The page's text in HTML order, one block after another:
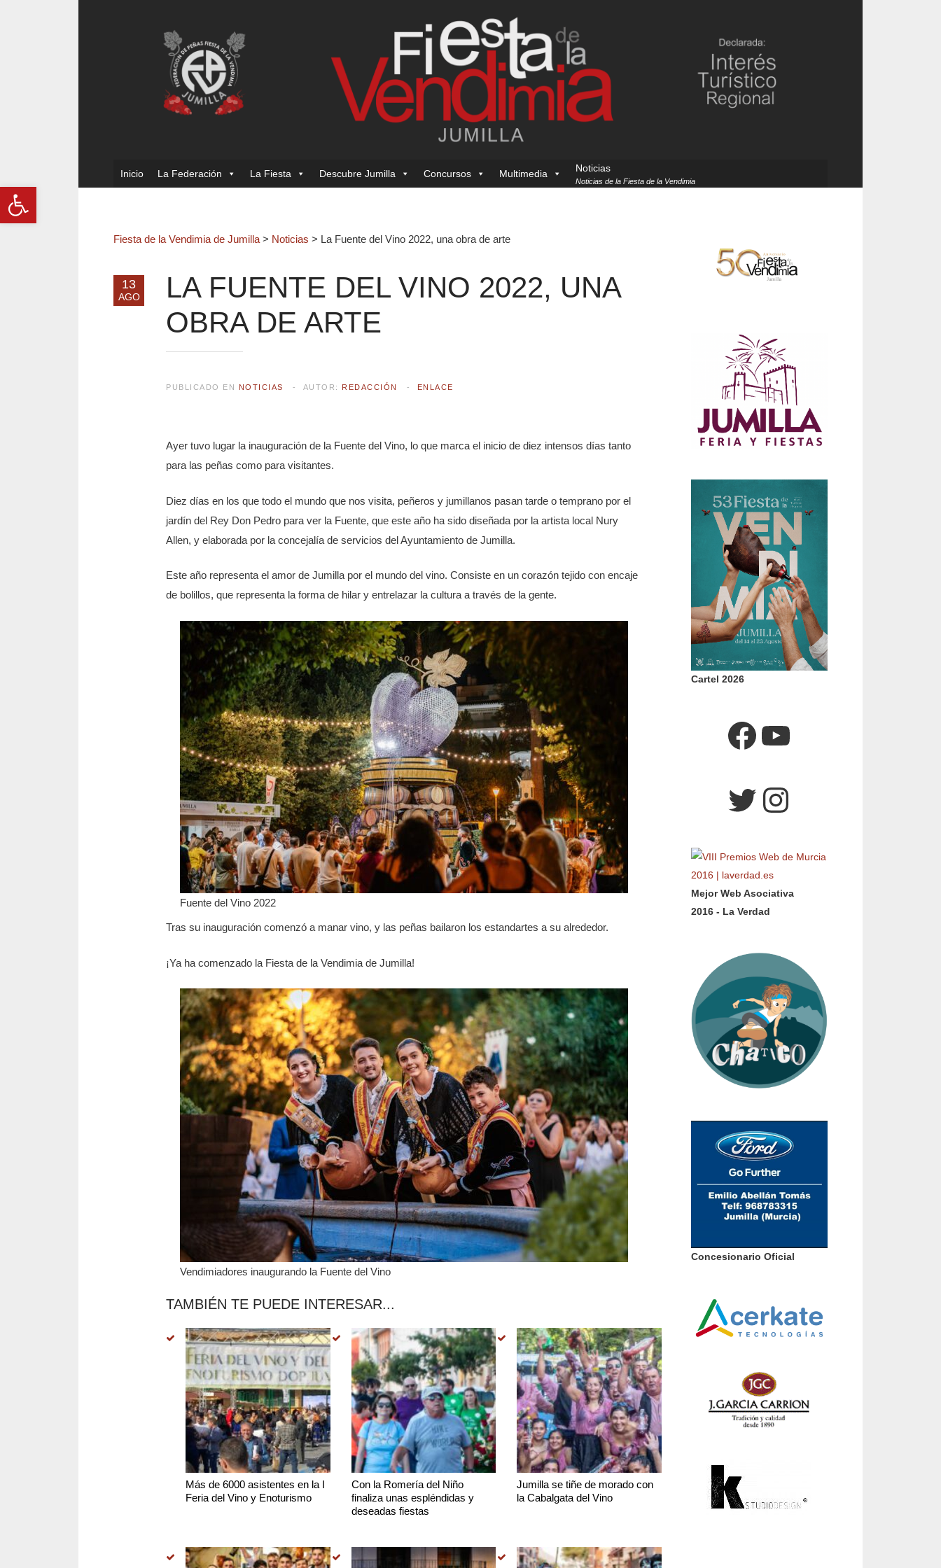
Abrir barra de herramientas
Inicio La Federación La Fiesta Descubre Jumilla Concursos Multimedia Noticias
Noticias de la Fiesta de la Vendimia
Fiesta de la Vendimia de Jumilla > Noticias > La Fuente del Vino 2022, una obra de arte
13
AGO
LA FUENTE DEL VINO 2022, UNA
OBRA DE ARTE
PUBLICADO EN NOTICIAS AUTOR: REDACCIÓN ENLACE
Ayer tuvo lugar la inauguración de la Fuente del Vino, lo que marca el inicio de diez intensos días tanto
para las peñas como para visitantes.
Diez días en los que todo el mundo que nos visita, peñeros y jumillanos pasan tarde o temprano por el
jardín del Rey Don Pedro para ver la Fuente, que este año ha sido diseñada por la artista local Nury
Allen, y elaborada por la concejalía de servicios del Ayuntamiento de Jumilla.
Este año representa el amor de Jumilla por el mundo del vino. Consiste en un corazón tejido con encaje
de bolillos, que representa la forma de hilar y entrelazar la cultura a través de la gente.
Fuente del Vino 2022
Tras su inauguración comenzó a manar vino, y las peñas bailaron los estandartes a su alrededor.
¡Ya ha comenzado la Fiesta de la Vendimia de Jumilla!
Vendimiadores inaugurando la Fuente del Vino
TAMBIÉN TE PUEDE INTERESAR...
Más de 6000 asistentes en la I
Feria del Vino y Enoturismo
Con la Romería del Niño
finaliza unas espléndidas y
deseadas fiestas
Jumilla se tiñe de morado con
la Cabalgata del Vino
Cartel 2026
Mejor Web Asociativa
2016 - La Verdad
Concesionario Oficial